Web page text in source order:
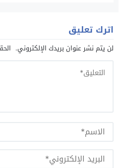
اترك تعليق
لن يتم نشر عنوان بريدك الإلكتروني.